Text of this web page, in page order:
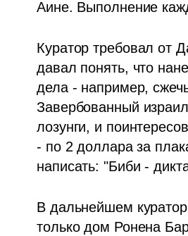
Аине. Выполнение
Куратор требовал от
давал понять, что
дела - например,
Завербованный
лозунги, и
- по 2 доллара за
написать: "Биби -
В дальнейшем
только дом Ронена